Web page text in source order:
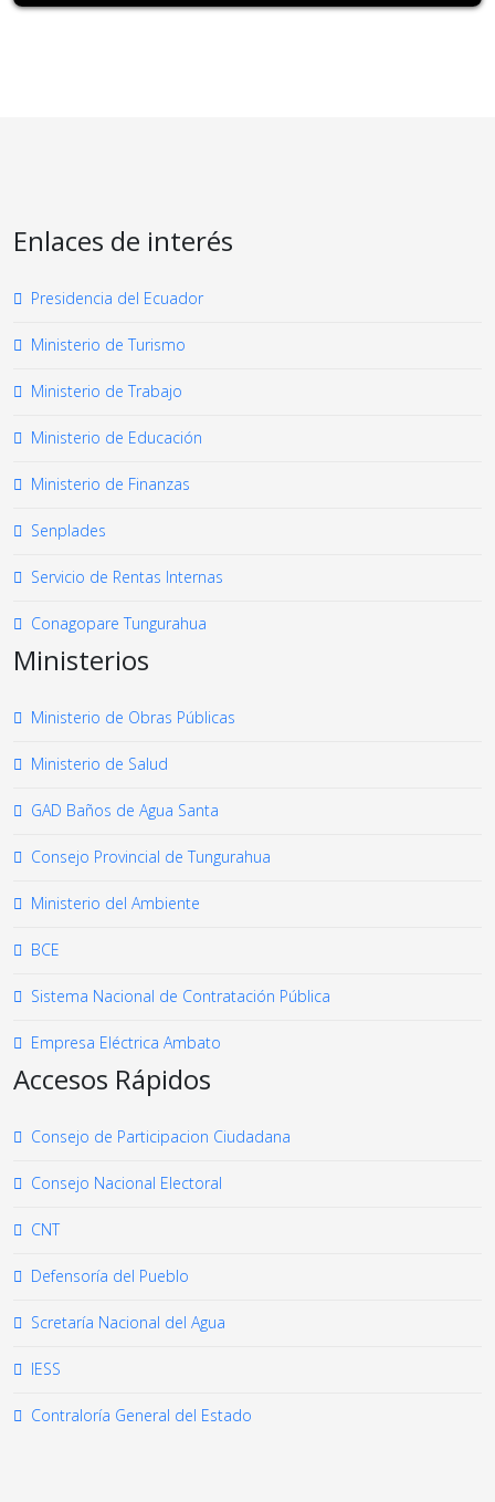
Enlaces de interés
Presidencia del Ecuador
Ministerio de Turismo
Ministerio de Trabajo
Ministerio de Educación
Ministerio de Finanzas
Senplades
Servicio de Rentas Internas
Conagopare Tungurahua
Ministerios
Ministerio de Obras Públicas
Ministerio de Salud
GAD Baños de Agua Santa
Consejo Provincial de Tungurahua
Ministerio del Ambiente
BCE
Sistema Nacional de Contratación Pública
Empresa Eléctrica Ambato
Accesos Rápidos
Consejo de Participacion Ciudadana
Consejo Nacional Electoral
CNT
Defensoría del Pueblo
Scretaría Nacional del Agua
IESS
Contraloría General del Estado